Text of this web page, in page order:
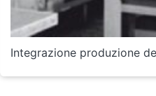
Integrazione produzione